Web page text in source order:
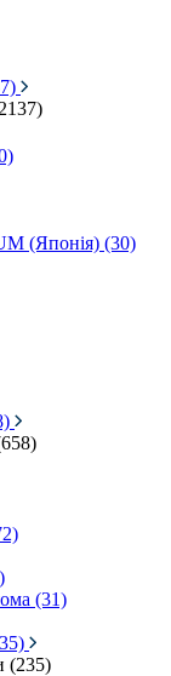
(Японія) (30)
(31)
(235)